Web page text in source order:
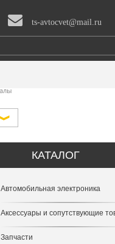
ts-avtocvet@mail.ru
КАТАЛОГ
Автомобильная электроника
Аксессуары и сопутствующие
Запчасти